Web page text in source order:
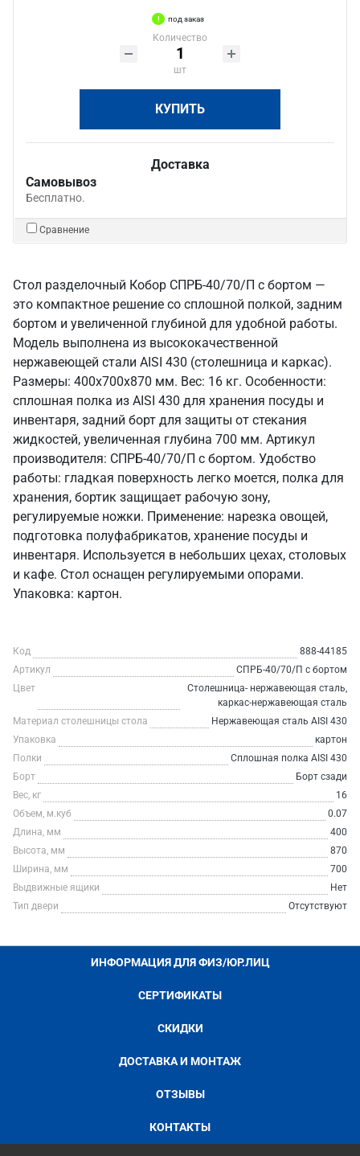
под заказ
Количество
шт
КУПИТЬ
Доставка
Самовывоз
Бесплатно.
Сравнение
Стол разделочный Кобор СПРБ-40/70/П с бортом —
это компактное решение со сплошной полкой, задним
бортом и увеличенной глубиной для удобной работы.
Модель выполнена из высококачественной
нержавеющей стали AISI 430 (столешница и каркас).
Размеры: 400x700x870 мм. Вес: 16 кг. Особенности:
сплошная полка из AISI 430 для хранения посуды и
инвентаря, задний борт для защиты от стекания
жидкостей, увеличенная глубина 700 мм. Артикул
производителя: СПРБ-40/70/П с бортом. Удобство
работы: гладкая поверхность легко моется, полка для
хранения, бортик защищает рабочую зону,
регулируемые ножки. Применение: нарезка овощей,
подготовка полуфабрикатов, хранение посуды и
инвентаря. Используется в небольших цехах, столовых
и кафе. Стол оснащен регулируемыми опорами.
Упаковка: картон.
Код
888-44185
Артикул
СПРБ-40/70/П с бортом
Цвет
Столешница- нержавеющая сталь,
каркас-нержавеющая сталь
Материал столешницы стола
Нержавеющая сталь AISI 430
Упаковка
картон
Полки
Сплошная полка AISI 430
Борт
Борт сзади
Вес, кг
16
Объем, м.куб
0.07
Длина, мм
400
Высота, мм
870
Ширина, мм
700
Выдвижные ящики
Нет
Тип двери
Отсутствуют
ИНФОРМАЦИЯ ДЛЯ ФИЗ/ЮР.ЛИЦ
СЕРТИФИКАТЫ
СКИДКИ
ДОСТАВКА И МОНТАЖ
ОТЗЫВЫ
КОНТАКТЫ